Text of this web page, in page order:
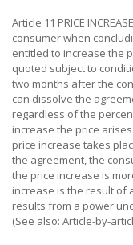
Article 11 PRICE
consumer when
entitled to increase the
quoted subject to
two months after the
can dissolve the
regardless of the
increase the price
price increase takes
the agreement, the
the price increase is
increase is the result of
results from a power
(See also: Article-by-